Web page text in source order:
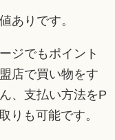
ありです。
ジでもポイント
店で買い物をす
、支払い方法をP
りも可能です。